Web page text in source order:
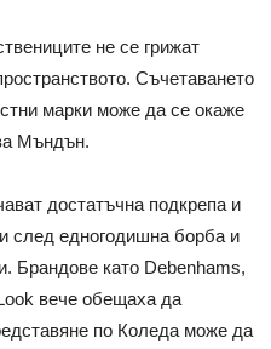
не се грижат
Съчетаването
марки може да се окаже
Мъндън.
достатъчна подкрепа и
след едногодишна борба и
Брандове като Debenhams,
вече обещаха да
по Коледа може да